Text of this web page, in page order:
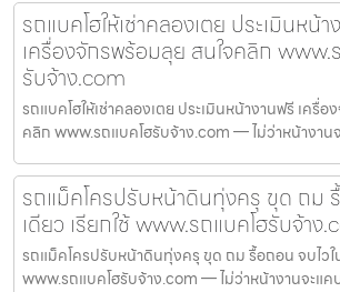
รถแบคโฮให้เช่าคลองเตย ประเมินหน้า
เครื่องจักรพร้อมลุย สนใจคลิก www.
รับจ้าง.com
รถแบคโฮให้เช่าคลองเตย ประเมินหน้างานฟรี เครื่
คลิก www.รถแบคโฮรับจ้าง.com — ไม่ว่าหน้างาน
รถแม็คโครปรับหน้าดินทุ่งครุ ขุด ถม
เดียว เรียกใช้ www.รถแบคโฮรับจ้าง
รถแม็คโครปรับหน้าดินทุ่งครุ ขุด ถม รื้อถอน จบไวใ
www.รถแบคโฮรับจ้าง.com — ไม่ว่าหน้างานจะแค